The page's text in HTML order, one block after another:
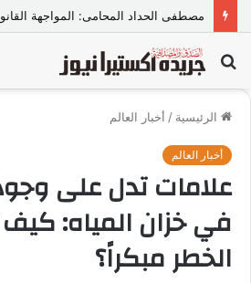
بحث
عن
الرئيسية / أخبار العالم
أخبار العالم
علامات تدل على
في خزان المياه:
الخطر مبكراً؟